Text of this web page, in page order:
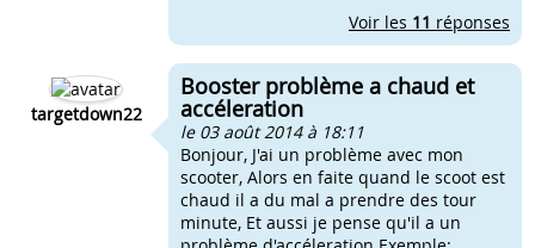
Voir les 11 réponses
targetdown22
Booster problème a chaud et
accéleration
le 03 août 2014 à 18:11
Bonjour, J'ai un problème avec mon
scooter, Alors en faite quand le scoot est
chaud il a du mal a prendre des tour
minute, Et aussi je pense qu'il a un